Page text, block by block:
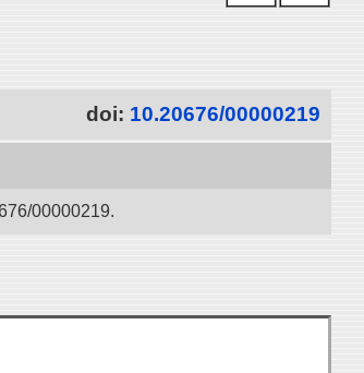
doi: 10.20676/00000219
00000219.